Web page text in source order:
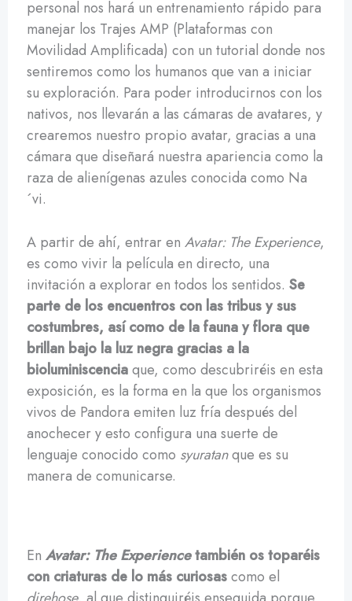
personal nos hará un entrenamiento rápido para
manejar los Trajes AMP (Plataformas con
Movilidad Amplificada) con un tutorial donde nos
sentiremos como los humanos que van a iniciar
su exploración. Para poder introducirnos con los
nativos, nos llevarán a las cámaras de avatares, y
crearemos nuestro propio avatar, gracias a una
cámara que diseñará nuestra apariencia como la
raza de alienígenas azules conocida como Na
´vi.
A partir de ahí, entrar en Avatar: The Experience,
es como vivir la película en directo, una
invitación a explorar en todos los sentidos. Se
parte de los encuentros con las tribus y sus
costumbres, así como de la fauna y flora que
brillan bajo la luz negra gracias a la
bioluminiscenciaque, como descubriréis en esta
exposición, es la forma en la que los organismos
vivos de Pandora emiten luz fría después del
anochecer y esto configura una suerte de
lenguaje conocido como syuratanque es su
manera de comunicarse.
En Avatar: The Experiencetambién os toparéis
con criaturas de lo más curiosascomo el